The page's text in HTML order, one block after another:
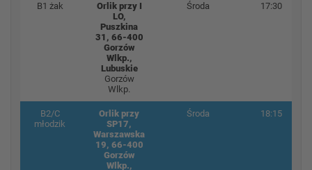
B1 żak
Orlik przy I
LO,
Puszkina
31, 66-400
Gorzów
Wlkp.,
Lubuskie
Gorzów
Wlkp.
Środa 17:30
B2/C
młodzik
Orlik przy
SP17,
Warszawska
19, 66-400
Gorzów
Wlkp.,
Środa 18:15